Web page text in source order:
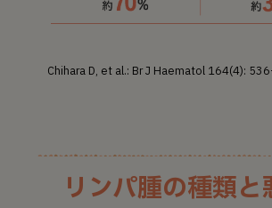
Chihara D, et al.: Br J Haematol 164(4):
リンパ腫の種類と